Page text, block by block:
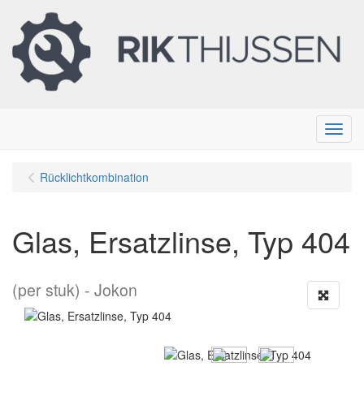
Menu
Rücklichtkombination
Glas, Ersatzlinse, Typ 404
(per stuk) Jokon